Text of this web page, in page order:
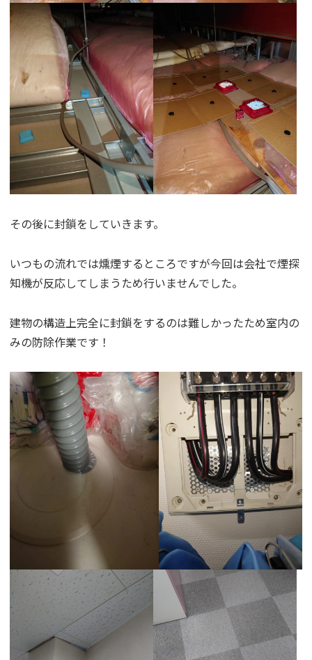
その後に封鎖をしていきます。
いつもの流れでは燻煙するところですが今回は会社で煙探
知機が反応してしまうため行いませんでした。
建物の構造上完全に封鎖をするのは難しかったため室内の
みの防除作業です！